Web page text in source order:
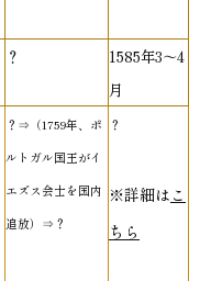
？
1585年3～4
月
？⇒（1759年、ポ
ルトガル国王がイ
エズス会士を国内
追放）⇒？
？
※詳細は こ
ちら